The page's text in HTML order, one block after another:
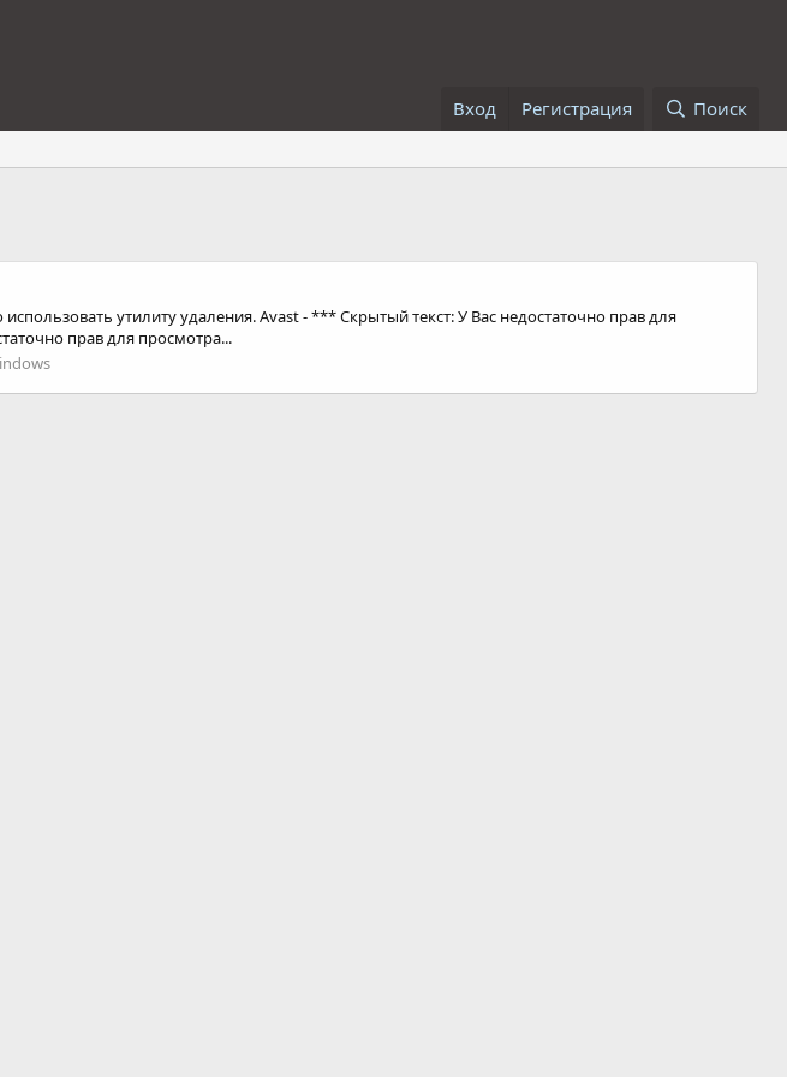
Вход Регистрация Поиск
утилиту удаления. Avast - *** Скрытый текст: У Вас недостаточно прав для
прав для просмотра...